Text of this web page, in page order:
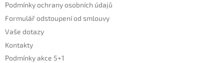
Podmínky ochrany osobních údajů
Formulář odstoupení od smlouvy
Vaše dotazy
Kontakty
Podmínky akce 5+1